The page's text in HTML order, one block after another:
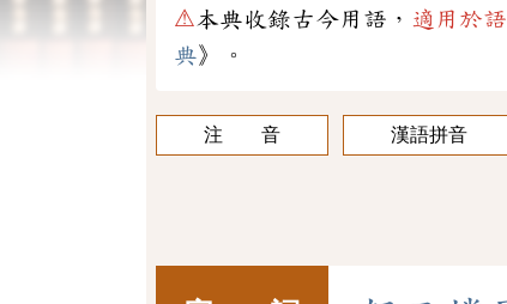
⚠本典收錄古今用語， 適用於
典》。
注 音 漢語拼音